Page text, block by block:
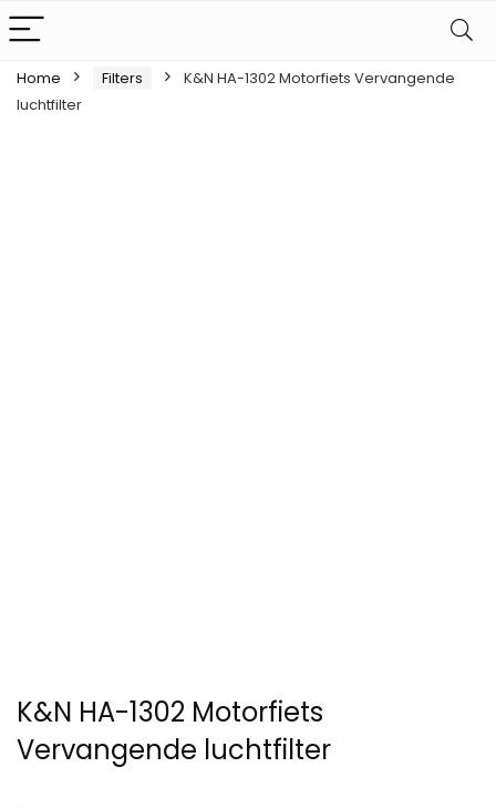
Home Filters
K&N HA-1302 Motorfiets Vervangende
luchtfilter
K&N HA-1302 Motorfiets
Vervangende luchtfilter